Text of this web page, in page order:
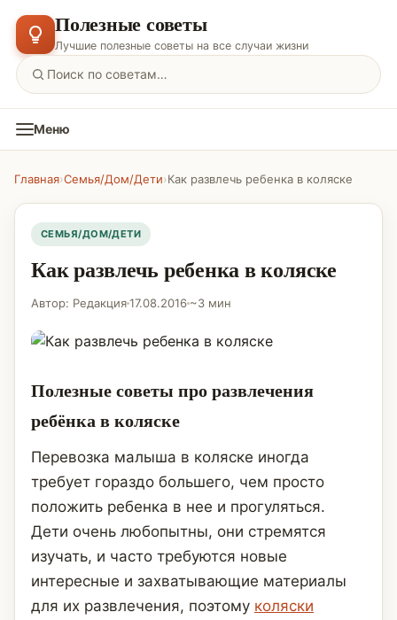
Полезные советы
Лучшие полезные советы на все случаи жизни
Меню
Главная›Семья/Дом/Дети›Как развлечь ребенка в коляске
СЕМЬЯ/ДОМ/ДЕТИ
Как развлечь ребенка в коляске
Автор: Редакция17.08.2016 ~3 мин
Полезные советы про развлечения
ребёнка в коляске
Перевозка малыша в коляске иногда
требует гораздо большего, чем просто
положить ребенка в нее и прогуляться.
Дети очень любопытны, они стремятся
изучать, и часто требуются новые
интересные и захватывающие материалы
для их развлечения, поэтому коляски